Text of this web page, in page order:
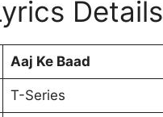
Details
Aaj Ke Baad
T-Series